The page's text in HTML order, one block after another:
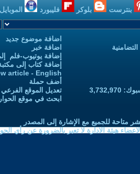
بنترست بلوكر فليبورد الموبايل
اضافة موضوع جديد
اضافة خبر
إضافة يوتيوب-فلم
إضافة كتاب إلى
article - English
أضف حملة
تعديل الموقع
ابحث في موقع
متاحة للجميع مع الإشارة إلى المصدر
هيئة الادارة لا تعبر بالضرورة عن رأي